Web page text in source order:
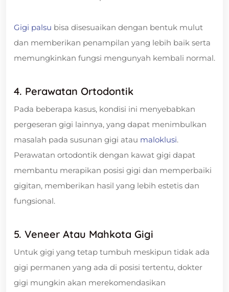
Gigi palsu bisa disesuaikan dengan bentuk mulut
dan memberikan penampilan yang lebih baik serta
memungkinkan fungsi mengunyah kembali normal.
4. Perawatan Ortodontik
Pada beberapa kasus, kondisi ini menyebabkan
pergeseran gigi lainnya, yang dapat menimbulkan
masalah pada susunan gigi atau maloklusi.
Perawatan ortodontik dengan kawat gigi dapat
membantu merapikan posisi gigi dan memperbaiki
gigitan, memberikan hasil yang lebih estetis dan
fungsional.
5. Veneer Atau Mahkota Gigi
Untuk gigi yang tetap tumbuh meskipun tidak ada
gigi permanen yang ada di posisi tertentu, dokter
gigi mungkin akan merekomendasikan